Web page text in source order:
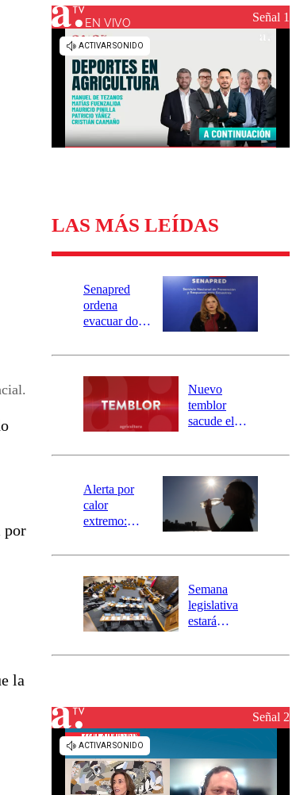
Universidad de Chile
Sustentabilidad
por
la
EN VIVO Señal 1
LAS MÁS LEÍDAS
Senapred
ordena
evacuar dos
Carahue por
río Damas:
activa
mensajería
SAE
Nuevo
temblor
sacude el
revisa la
epicentro
Alerta por
calor
extremo:
activa Alerta
Preventiva en
tres comunas
Semana
legislativa
estará
el fin de la
reconstrucciónSeñal 2